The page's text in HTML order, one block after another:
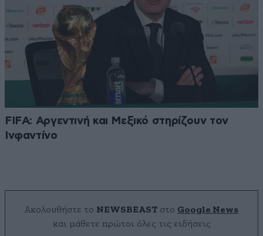
FIFA: Αργεντινή και Μεξικό στηρίζουν τον
Ινφαντίνο
Ακολουθήστε το NEWSBEAST στο Google News
και μάθετε πρώτοι όλες τις ειδήσεις